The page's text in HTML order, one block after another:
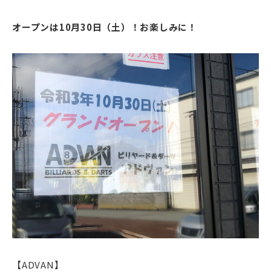
オープンは10月30日（土）！お楽しみに！
【ADVAN】